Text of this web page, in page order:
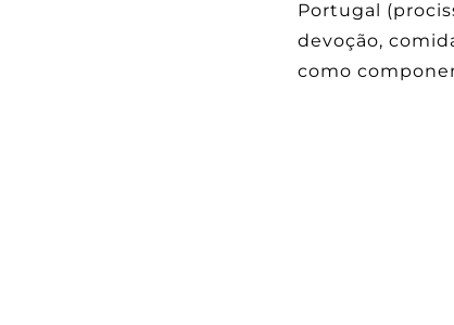
Portugal
devoção,
como